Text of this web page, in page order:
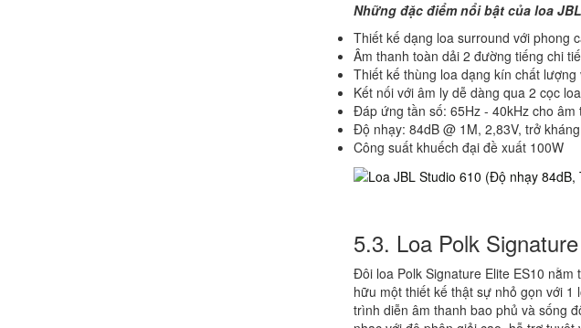
Những đặc điểm nổi bật của loa
Thiết kế dạng loa surround với phong
Âm thanh toàn dải 2 đường tiếng chi
Thiết kế thùng loa dạng kín chất
Kết nối với âm ly dễ dàng qua 2 cọc
Đáp ứng tần số: 65Hz - 40kHz cho
Độ nhạy: 84dB @ 1M, 2,83V, trở
Công suất khuếch đại đề xuất 100W
5.3. Loa Polk
Đôi loa Polk Signature Elite ES10
hữu một thiết kế thật sự nhỏ gọn với 1
trình diễn âm thanh bao phủ và sống